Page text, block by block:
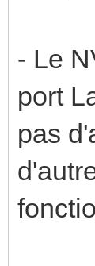
- Le
port
pas